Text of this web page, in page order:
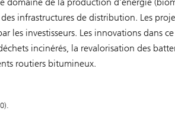
infrastructures de distribution. Les
les investisseurs. Les innovations dans ce
incinérés, la revalorisation des
routiers bitumineux.